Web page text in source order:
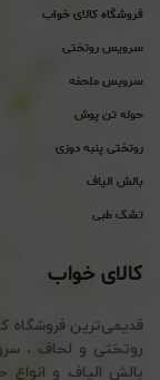
فروشگاه کالای خواب
سرویس روتختی
سرویس ملحفه
حوله تن پوش
روتختی پنبه دوزی
بالش الیاف
تشک طبی
کالای خواب
قدیمی‌ترین فروشگاه
روتختی و لحاف ،